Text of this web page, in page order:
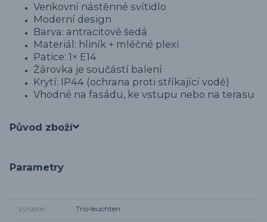
Venkovní nástěnné svítidlo
Moderní design
Barva: antracitově šedá
Materiál: hliník + mléčné plexi
Patice: 1× E14
Žárovka je součástí balení
Krytí: IP44 (ochrana proti stříkající vodě)
Vhodné na fasádu, ke vstupu nebo na terasu
Původ zboží
Parametry
Výrobce Trio-leuchten